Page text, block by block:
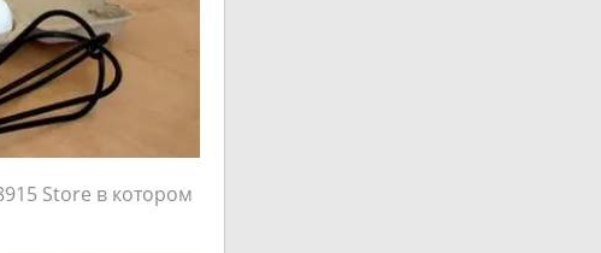
Store в котором